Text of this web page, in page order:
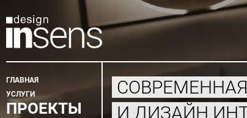
Главное
ГЛАВНАЯ
УСЛУГИ
ПРОЕКТЫ
И ДИЗАЙН